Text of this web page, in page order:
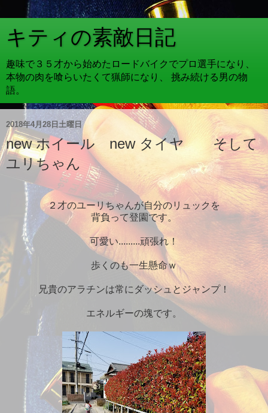
キティの素敵日記
趣味で３５才から始めたロードバイクでプロ選手になり、
本物の肉を喰らいたくて猟師になり、 挑み続ける男の物
語。
2018年4月28日土曜日
new ホイール new タイヤ そして
ユリちゃん
２才のユーリちゃんが自分のリュックを
背負って登園です。
可愛い.........頑張れ！
歩くのも一生懸命ｗ
兄貴のアラチンは常にダッシュとジャンプ！
エネルギーの塊です。